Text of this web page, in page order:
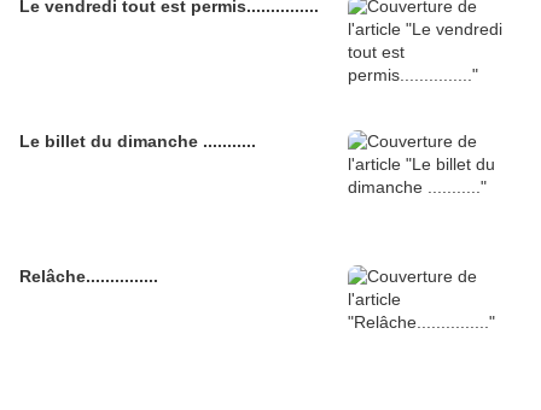
Le vendredi tout est permis...............
Le billet du dimanche ...........
Relâche...............